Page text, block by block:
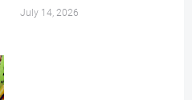
July 14, 2026